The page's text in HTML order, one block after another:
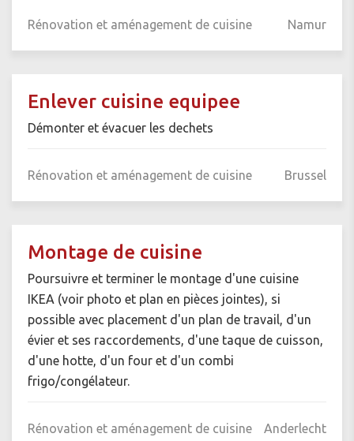
Rénovation et aménagement de cuisine Namur
Enlever cuisine equipee
Démonter et évacuer les dechets
Rénovation et aménagement de cuisine Brussel
Montage de cuisine
Poursuivre et terminer le montage d'une cuisine
IKEA (voir photo et plan en pièces jointes), si
possible avec placement d'un plan de travail, d'un
évier et ses raccordements, d'une taque de cuisson,
d'une hotte, d'un four et d'un combi
frigo/congélateur.
Rénovation et aménagement de cuisine Anderlecht